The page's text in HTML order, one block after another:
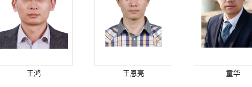
王鸿 王恩亮 童华